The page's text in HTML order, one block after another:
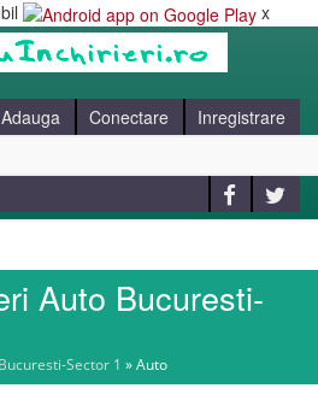
x
Adauga Conectare Inregistrare
Auto Bucuresti-
Bucuresti-Sector 1 »Auto